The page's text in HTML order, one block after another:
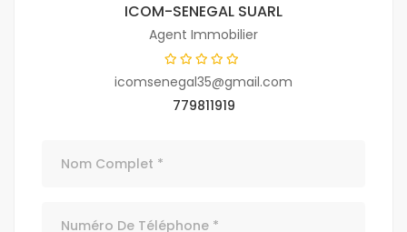
ICOM-SENEGAL SUARL
Agent Immobilier
icomsenegal35@gmail.com
779811919